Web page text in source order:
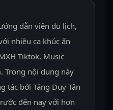
dẫn viên du lịch,
nhiều ca khúc ấn
Tiktok, Music
Trong nội dung này
tác bởi Tăng Duy Tân
đến nay với hơn